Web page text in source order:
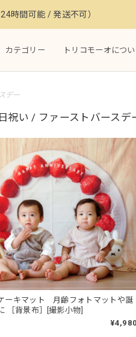
時間可能 / 発送不可）
カテゴリー トリコモーオにつ
デー
祝い / ファーストバースデ
ーキマット 月齢フォトマットや誕
［背景布］[撮影小物]
¥4,980